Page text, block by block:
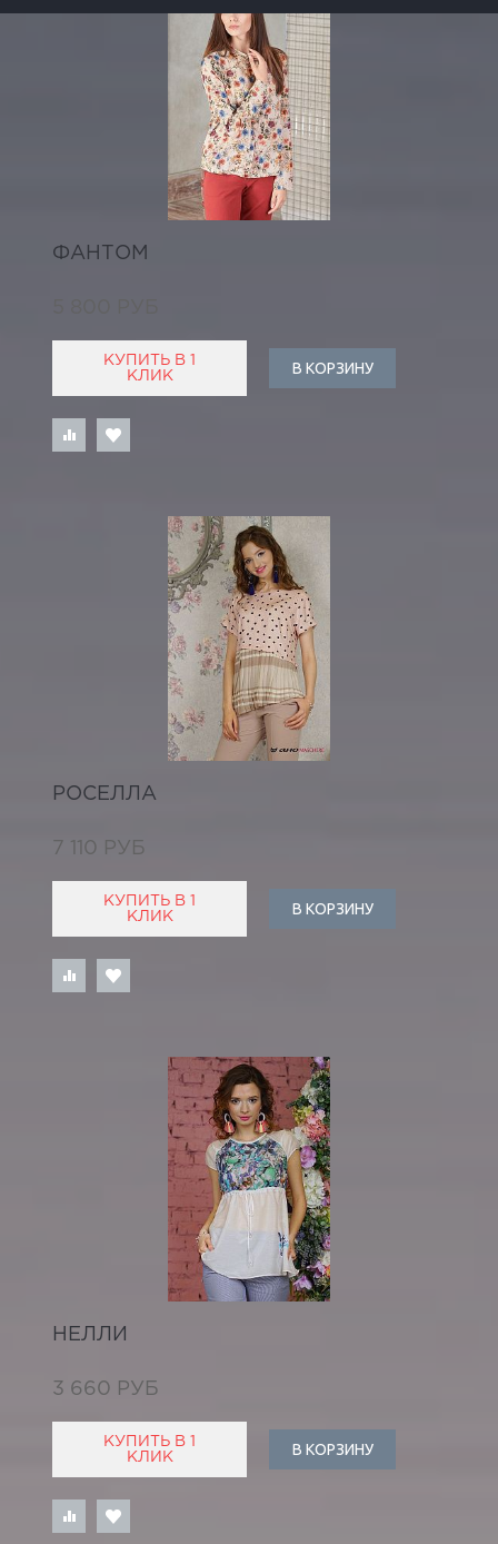
ФАНТОМ
КУПИТЬ В 1
КЛИК
В КОРЗИНУ
РОСЕЛЛА
7 110 РУБ
КУПИТЬ В 1
КЛИК
В КОРЗИНУ
НЕЛЛИ
3 660 РУБ
КУПИТЬ В 1
КЛИК
В КОРЗИНУ